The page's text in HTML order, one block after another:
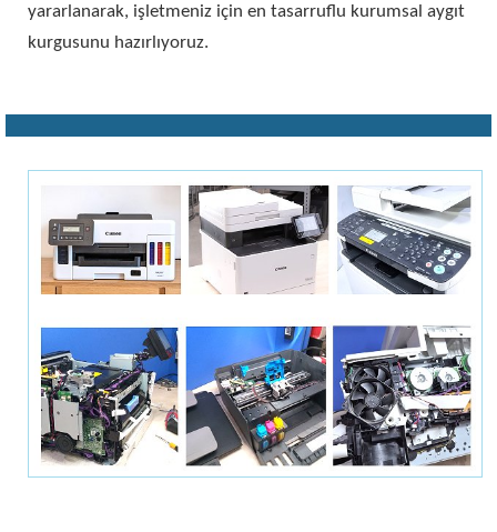
yararlanarak, işletmeniz için en tasarruflu kurumsal aygıt
kurgusunu hazırlıyoruz.